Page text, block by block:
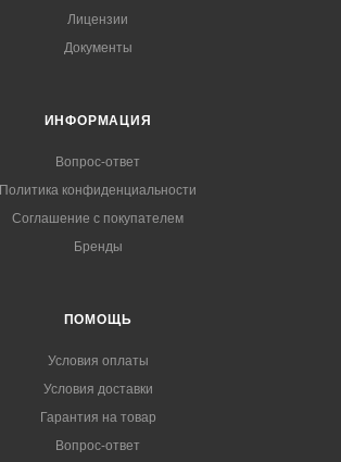
Лицензии
Документы
ИНФОРМАЦИЯ
Вопрос-ответ
Политика конфиденциальности
Соглашение с покупателем
Бренды
ПОМОЩЬ
Условия оплаты
Условия доставки
Гарантия на товар
Вопрос-ответ